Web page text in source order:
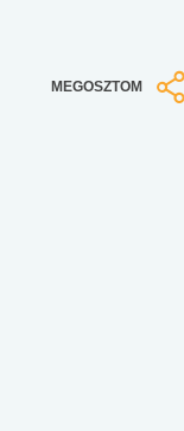
MEGOSZTOM
Internet-függőség